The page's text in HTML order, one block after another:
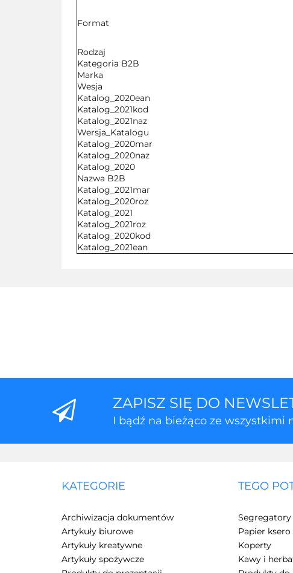
Format
Rodzaj
Kategoria B2B
Marka
Wesja
Katalog_2020ean
Katalog_2021kod
Katalog_2021naz
Wersja_Katalogu
Katalog_2020mar
Katalog_2020naz
Katalog_2020
Nazwa B2B
Katalog_2021mar
Katalog_2020roz
Katalog_2021
Katalog_2021roz
Katalog_2020kod
Katalog_2021ean
ZAPISZ SIĘ DO
I bądź na bieżąco ze wszystkimi
KATEGORIE
Archiwizacja dokumentów
Artykuły biurowe
Artykuły kreatywne
Artykuły spożywcze
TEGO
Segregatory
Papier ksero
Koperty
Kawy i